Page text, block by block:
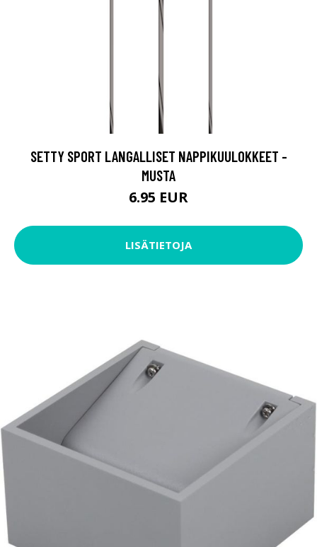
SETTY SPORT LANGALLISET NAPPIKUULOKKEET -
MUSTA
6.95 EUR
LISÄTIETOJA